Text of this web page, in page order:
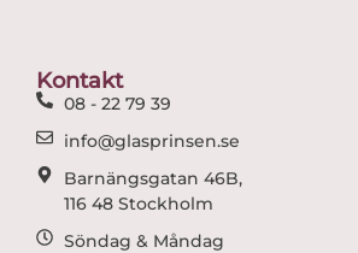
Kontakt
08 - 22 79 39
info@glasprinsen.se
Barnängsgatan 46B,
116 48 Stockholm
Söndag & Måndag